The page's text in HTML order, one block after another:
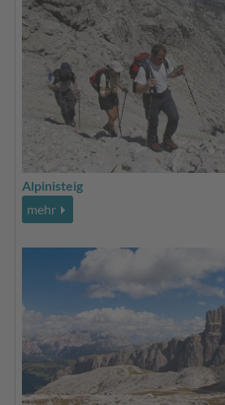
Alpinisteig
mehr